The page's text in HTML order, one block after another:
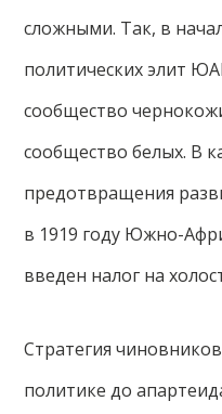
сложными. Так, в
политических элит
сообщество
сообщество белых. В
предотвращения
в 1919 году Южно-
введен налог на
Стратегия
политике до